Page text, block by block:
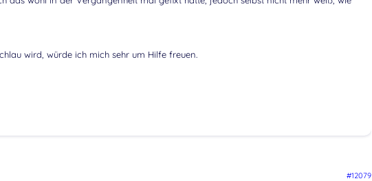
wird, würde ich mich sehr um Hilfe freuen.
#12079